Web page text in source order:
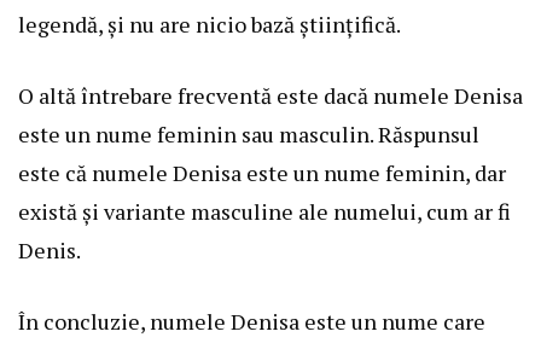
legendă, și nu are nicio bază științifică.
O altă întrebare frecventă este dacă numele Denisa
este un nume feminin sau masculin. Răspunsul
este că numele Denisa este un nume feminin, dar
există și variante masculine ale numelui, cum ar fi
Denis.
În concluzie, numele Denisa este un nume care